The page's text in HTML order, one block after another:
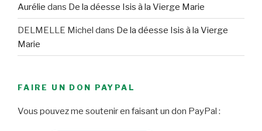
Aurélie dans De la déesse Isis à la Vierge Marie
DELMELLE Michel dans De la déesse Isis à la Vierge
Marie
FAIRE UN DON PAYPAL
Vous pouvez me soutenir en faisant un don PayPal :